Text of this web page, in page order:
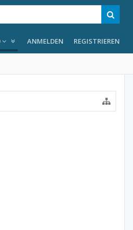
ANMELDEN REGISTRIEREN